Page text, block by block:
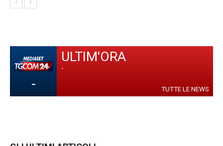
-
ULTIM'ORA
-
TUTTE LE NEWS